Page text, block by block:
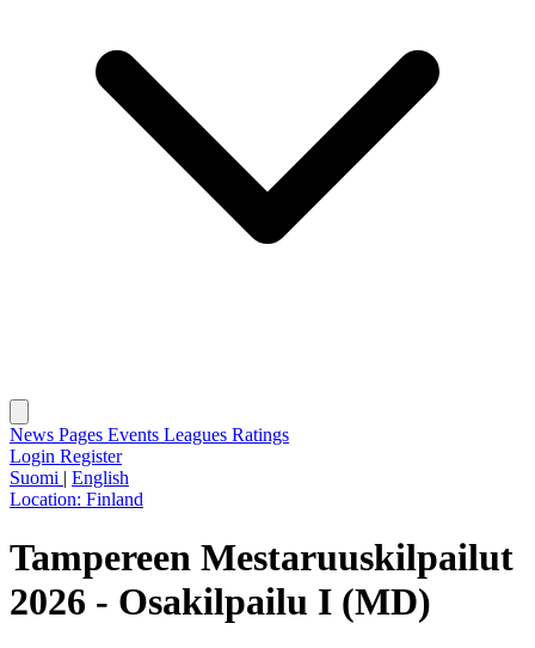
News Pages Events Leagues Ratings
Login Register
Suomi | English
Location: Finland
Tampereen Mestaruuskilpailut
2026 - Osakilpailu I (MD)